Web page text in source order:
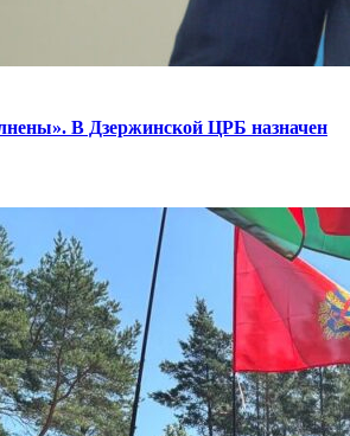
В Дзержинской ЦРБ назначен